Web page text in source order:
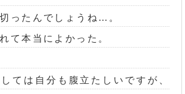
ったんでしょうね…。
て本当によかった。
ては自分も腹立たしいですが、